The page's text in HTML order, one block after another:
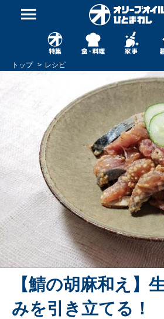
トップ レシピ
【鯖の胡麻和え】
みを引き立てる！